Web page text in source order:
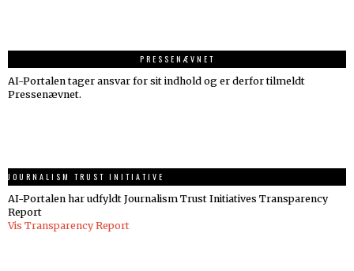
PRESSENÆVNET
AI-Portalen tager ansvar for sit indhold og er derfor tilmeldt
Pressenævnet.
JOURNALISM TRUST INITIATIVE
AI-Portalen har udfyldt Journalism Trust Initiatives Transparency
Report
Vis Transparency Report